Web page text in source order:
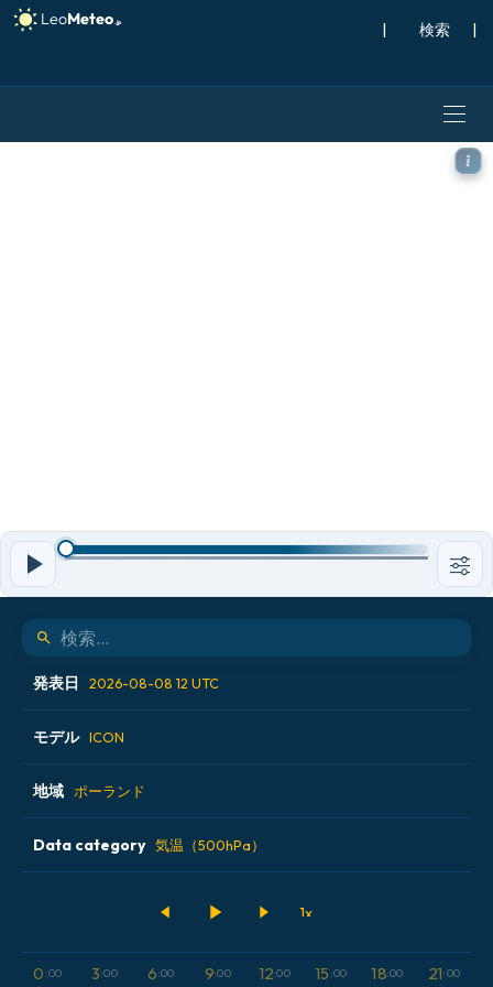
| |
ICON モデル - ポーランド,
発表日 2026-08-08 12 UTC
2026-08-07 18 UTC
2026-08-08 00 UTC
2026-08-08 06 UTC
モデル ICON
ALADIN CZ 2.3 km
ECMWF AIFS [AI]
地域 ポーランド
アイスランド
Data category 気温（500hPa）
0 :00 3:00 6:00 9:00 12:00 15 :00 18:00 21:00